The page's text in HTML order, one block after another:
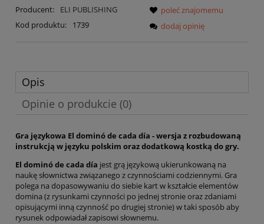
Producent:
ELI PUBLISHING
Kod produktu:
1739
poleć znajomemu
dodaj opinię
Opis
Opinie o produkcie (0)
Gra językowa El dominó de cada día - wersja z rozbudowaną
instrukcją w języku polskim oraz dodatkową kostką do gry.
El dominó de cada día jest grą językową ukierunkowaną na
naukę słownictwa związanego z czynnościami codziennymi. Gra
polega na dopasowywaniu do siebie kart w kształcie elementów
domina (z rysunkami czynności po jednej stronie oraz zdaniami
opisującymi inną czynność po drugiej stronie) w taki sposób aby
rysunek odpowiadał zapisowi słownemu.